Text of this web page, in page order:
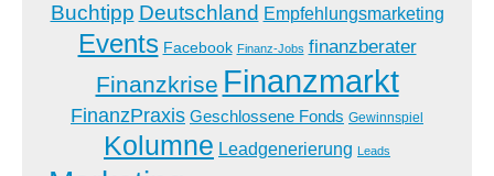
Buchtipp Deutschland Empfehlungsmarketing
Events Facebook Finanz-Jobs finanzberater
Finanzkrise Finanzmarkt
FinanzPraxis Geschlossene Fonds Gewinnspiel
Kolumne Leadgenerierung Leads